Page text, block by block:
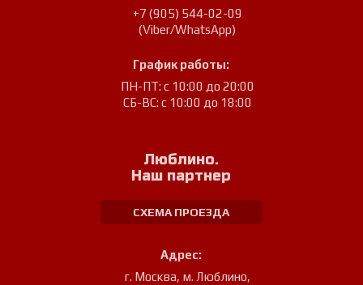
+7 (905) 544-02-09
(Viber/WhatsApp)
График работы:
ПН-ПТ: с 10:00 до 20:00
СБ-ВС: с 10:00 до 18:00
Люблино.
Наш партнер
СХЕМА ПРОЕЗДА
Адрес:
г. Москва, м. Люблино,